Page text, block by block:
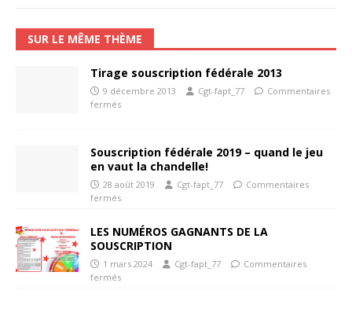
SUR LE MÊME THÈME
Tirage souscription fédérale 2013
9 décembre 2013 Cgt-fapt_77
Commentaires
fermés
Souscription fédérale 2019 – quand le jeu
en vaut la chandelle!
28 août 2019 Cgt-fapt_77
Commentaires
fermés
LES NUMÉROS GAGNANTS DE LA
SOUSCRIPTION
1 mars 2024 Cgt-fapt_77
Commentaires
fermés